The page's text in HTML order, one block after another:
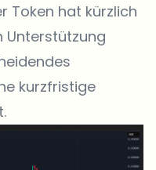
Token hat kürzlich
Unterstützung
kurzfristige